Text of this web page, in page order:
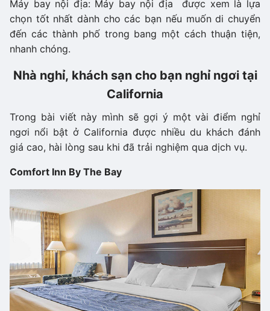
Máy bay nội địa: Máy bay nội địa được xem là lựa
chọn tốt nhất dành cho các bạn nếu muốn di chuyển
đến các thành phố trong bang một cách thuận tiện,
nhanh chóng.
Nhà nghỉ, khách sạn cho bạn nghỉ ngơi tại
California
Trong bài viết này mình sẽ gợi ý một vài điểm nghỉ
ngơi nổi bật ở California được nhiều du khách đánh
giá cao, hài lòng sau khi đã trải nghiệm qua dịch vụ.
Comfort Inn By The Bay